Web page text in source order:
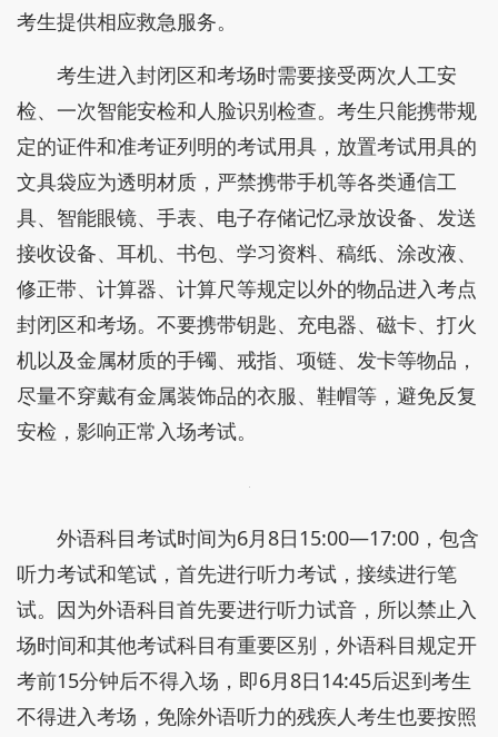
考生提供相应救急服务。
考生进入封闭区和考场时需要接受两次人工安
检、一次智能安检和人脸识别检查。考生只能携带规
定的证件和准考证列明的考试用具，放置考试用具的
文具袋应为透明材质，严禁携带手机等各类通信工
具、智能眼镜、手表、电子存储记忆录放设备、发送
接收设备、耳机、书包、学习资料、稿纸、涂改液、
修正带、计算器、计算尺等规定以外的物品进入考点
封闭区和考场。不要携带钥匙、充电器、磁卡、打火
机以及金属材质的手镯、戒指、项链、发卡等物品，
尽量不穿戴有金属装饰品的衣服、鞋帽等，避免反复
安检，影响正常入场考试。
外语科目考试时间为6月8日15:00—17:00，包含
听力考试和笔试，首先进行听力考试，接续进行笔
试。因为外语科目首先要进行听力试音，所以禁止入
场时间和其他考试科目有重要区别，外语科目规定开
考前15分钟后不得入场，即6月8日14:45后迟到考生
不得进入考场，免除外语听力的残疾人考生也要按照